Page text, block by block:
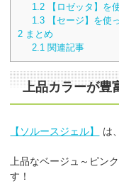
1.2 【ロゼッタ】を
1.3 【セージ】を使
2 まとめ
2.1 関連記事
上品カラーが豊
【ソルースジェル】 は
上品なベージュ～ピン
す！